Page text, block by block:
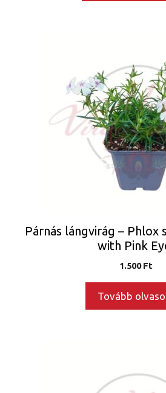
Párnás lángvirág – Phlox
with Pink
1.500Ft
Tovább